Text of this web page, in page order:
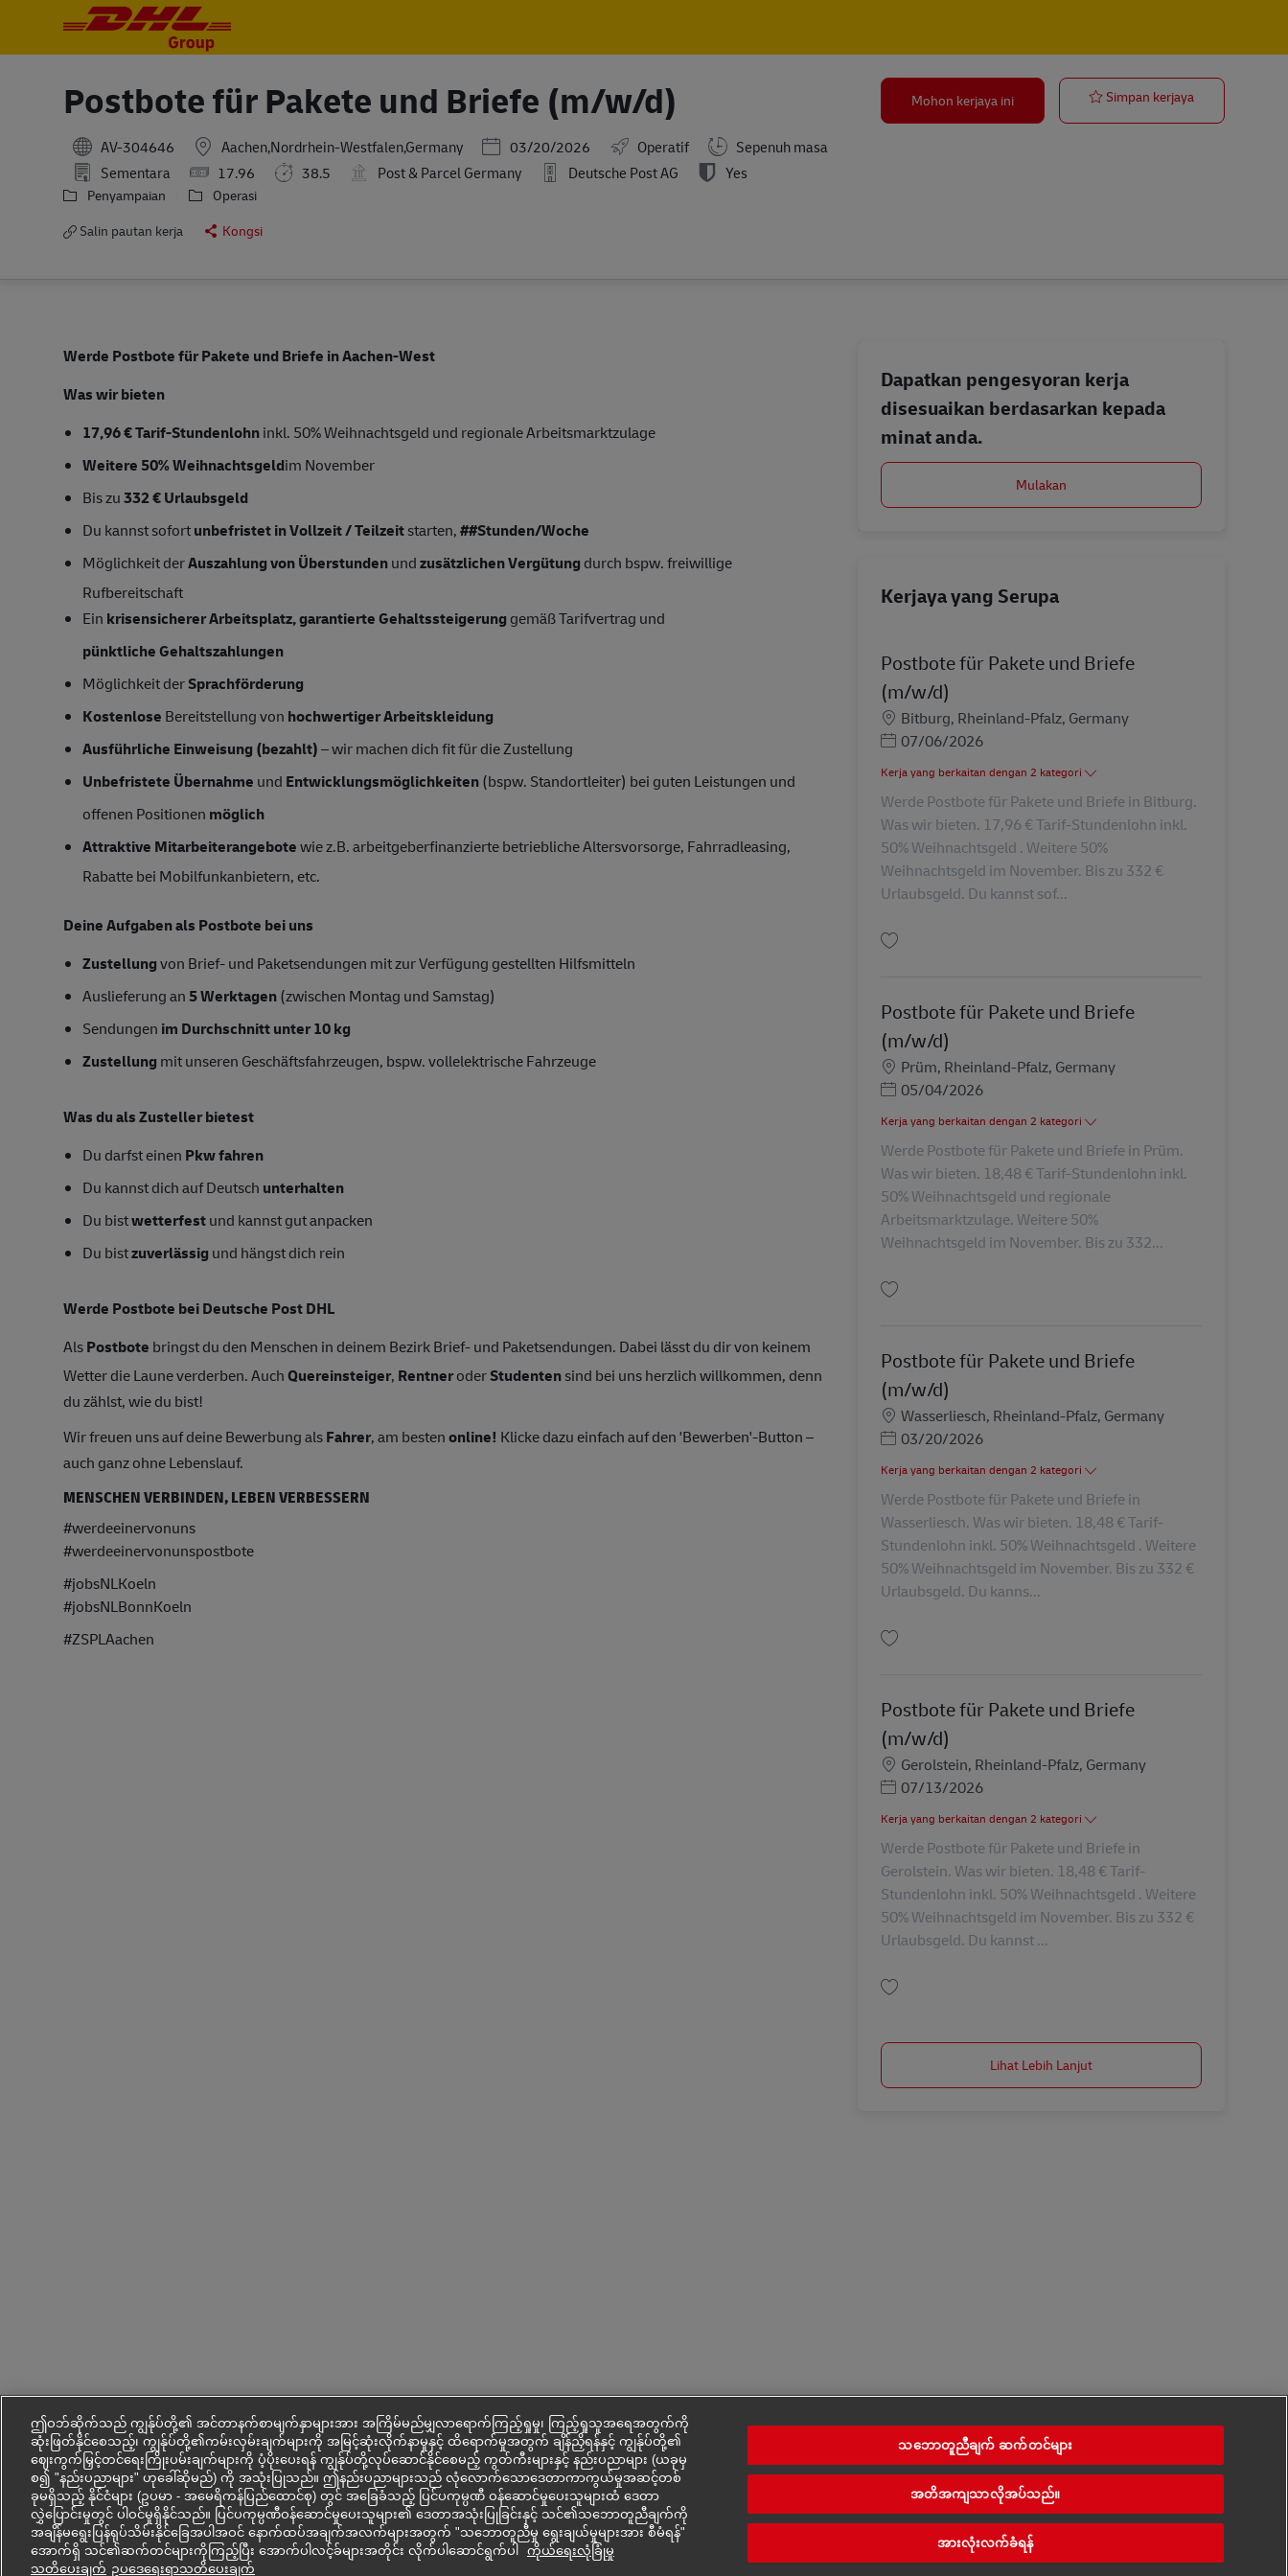
Postbote für Pakete und Briefe (m/w/d)
AV-304646 Aachen,Nordrhein-Westfalen,Germany Posted Date
03/20/2026 Operatif
Sepenuh masa
Sementara
17.96 38.5 Post & Parcel Germany Deutsche Post AG Yes
Penyampaian
Operasi
Salin pautan kerja
Kongsi
Mohon kerjaya ini Simpan kerjayaPostbote für
Werde Postbote für Pakete und Briefe in Aachen-West
Was wir bieten
17,96 € Tarif-Stundenlohninkl. 50% Weihnachtsgeld und regionale Arbeitsmarktzulage
Weitere 50% Weihnachtsgeldim November
Bis zu332 € Urlaubsgeld
Du kannst sofortunbefristet in Vollzeit / Teilzeitstarten,##Stunden/Woche
Möglichkeit derAuszahlung von Überstundenundzusätzlichen Vergütung durch bspw. freiwillige
Rufbereitschaft
Ein krisensicherer Arbeitsplatz, garantierte Gehaltssteigerung gemäß Tarifvertrag und
pünktliche Gehaltszahlungen
Möglichkeit derSprachförderung
Kostenlose Bereitstellung von hochwertiger Arbeitskleidung
Ausführliche Einweisung (bezahlt)– wir machen dich fit für die Zustellung
Unbefristete Übernahme und Entwicklungsmöglichkeiten(bspw. Standortleiter) bei guten Leistungen und
offenen Positionen möglich
Attraktive Mitarbeiterangebotewie z.B. arbeitgeberfinanzierte betriebliche Altersvorsorge, Fahrradleasing,
Rabatte bei Mobilfunkanbietern, etc.
Deine Aufgaben als Postbote bei uns
Zustellungvon Brief- und Paketsendungen mit zur Verfügung gestellten Hilfsmitteln
Auslieferung an5 Werktagen(zwischen Montag und Samstag)
Sendungen im Durchschnitt unter 10 kg
Zustellung mit unseren Geschäftsfahrzeugen, bspw. vollelektrische Fahrzeuge
Was du als Zusteller bietest
Du darfst einen Pkw fahren
Du kannst dich auf Deutsch unterhalten
Du bistwetterfestund kannst gut anpacken
Du bistzuverlässig und hängst dich rein
Werde Postbote bei Deutsche Post DHL
AlsPostbote bringst du den Menschen in deinem Bezirk Brief- und Paketsendungen. Dabei lässt du dir von keinem
Wetter die Laune verderben. AuchQuereinsteiger, RentneroderStudentensind bei uns herzlich willkommen, denn
du zählst, wie du bist!
Wir freuen uns auf deine Bewerbung alsFahrer, am bestenonline! Klicke dazu einfach auf den 'Bewerben'-Button –
auch ganz ohne Lebenslauf.
MENSCHEN VERBINDEN, LEBEN VERBESSERN
#werdeeinervonuns
#werdeeinervonunspostbote
#jobsNLKoeln
#jobsNLBonnKoeln
#ZSPLAachen
Dapatkan pengesyoran kerja
disesuaikan berdasarkan kepada
minat anda.
Mulakan
Kerjaya yang Serupa
Postbote für Pakete und Briefe
(m/w/d)
LokasiBitburg, Rheinland-Pfalz, Germany
Posted Date
07/06/2026
Kerja yang berkaitan dengan 2 kategori
Werde Postbote für Pakete und Briefe in Bitburg.
Was wir bieten. 17,96 € Tarif-Stundenlohn inkl.
50% Weihnachtsgeld . Weitere 50%
Weihnachtsgeld im November. Bis zu 332 €
Urlaubsgeld. Du kannst sof...
Postbote für Pakete und Briefe
(m/w/d)
LokasiPrüm, Rheinland-Pfalz, Germany
Posted Date
05/04/2026
Kerja yang berkaitan dengan 2 kategori
Werde Postbote für Pakete und Briefe in Prüm.
Was wir bieten. 18,48 € Tarif-Stundenlohn inkl.
50% Weihnachtsgeld und regionale
Arbeitsmarktzulage. Weitere 50%
Weihnachtsgeld im November. Bis zu 332...
Postbote für Pakete und Briefe
(m/w/d)
LokasiWasserliesch, Rheinland-Pfalz, Germany
Posted Date
03/20/2026
Kerja yang berkaitan dengan 2 kategori
Werde Postbote für Pakete und Briefe in
Wasserliesch. Was wir bieten. 18,48 € Tarif-
Stundenlohn inkl. 50% Weihnachtsgeld . Weitere
50% Weihnachtsgeld im November. Bis zu 332 €
Urlaubsgeld. Du kanns...
Postbote für Pakete und Briefe
(m/w/d)
LokasiGerolstein, Rheinland-Pfalz, Germany
Posted Date
07/13/2026
Kerja yang berkaitan dengan 2 kategori
Werde Postbote für Pakete und Briefe in
Gerolstein. Was wir bieten. 18,48 € Tarif-
Stundenlohn inkl. 50% Weihnachtsgeld . Weitere
50% Weihnachtsgeld im November. Bis zu 332 €
Urlaubsgeld. Du kannst ...
Lihat Lebih Lanjut
ဤဝဘ်ဆိုက်သည် ကျွန်ုပ်တို့၏ အင်တာနက်စာမျက်နှာများအား အကြိမ်မည်မျှလာရောက်ကြည့်ရှုမှု၊ ကြည့်ရှုသူအရေအတွက်ကို
ဆုံးဖြတ်နိုင်စေသည့်၊ ကျွန်ုပ်တို့၏ကမ်းလှမ်းချက်များကို အမြင့်ဆုံးလိုက်နာမှုနှင့် ထိရောက်မှုအတွက် ချိန်ညှိရန်နှင့် ကျွန်ုပ်တို့၏
ဈေးကွက်မြှင့်တင်ရေးကြိုးပမ်းချက်များကို ပံ့ပိုးပေးရန် ကျွန်ုပ်တို့လုပ်ဆောင်နိုင်စေမည့် ကွတ်ကီးများနှင့် နည်းပညာများ (ယခုမှ
စ၍ "နည်းပညာများ" ဟုခေါ်ဆိုမည်) ကို အသုံးပြုသည်။ ဤနည်းပညာများသည် လုံလောက်သောဒေတာကာကွယ်မှုအဆင့်တစ်
ခုမရှိသည့် နိုင်ငံများ (ဥပမာ - အမေရိကန်ပြည်ထောင်စု) တွင် အခြေခံသည့် ပြင်ပကုမ္ပဏီ ဝန်ဆောင်မှုပေးသူများထံ ဒေတာ
လွှဲပြောင်းမှုတွင် ပါဝင်မှုရှိနိုင်သည်။ ပြင်ပကုမ္ပဏီဝန်ဆောင်မှုပေးသူများ၏ ဒေတာအသုံးပြုခြင်းနှင့် သင်၏သဘောတူညီချက်ကို
အချိန်မရွေးပြန်ရုပ်သိမ်းနိုင်ခြေအပါအဝင် နောက်ထပ်အချက်အလက်များအတွက် "သဘောတူညီမှု ရွေးချယ်မှုများအား စီမံရန်"
အောက်ရှိ သင်၏ဆက်တင်များကိုကြည့်ပြီး အောက်ပါလင့်ခ်များအတိုင်း လိုက်ပါဆောင်ရွက်ပါ
ကိုယ်ရေးလုံခြုံမှု
သတိပေးချက် ဥပ‌ဒေရေးရာသတိပေးချက်
သဘောတူညီချက် ဆက်တင်များ
အတိအကျသာလိုအပ်သည်။
အားလုံးလက်ခံရန်